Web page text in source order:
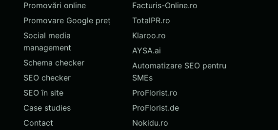
Promovări online
Promovare Google preț
Social media
management
Schema checker
SEO checker
SEO în site
Case studies
Contact
Facturis-Online.ro
TotalPR.ro
Klaroo.ro
AYSA.ai
Automatizare SEO pentru
SMEs
ProFlorist.ro
ProFlorist.de
Nokidu.ro